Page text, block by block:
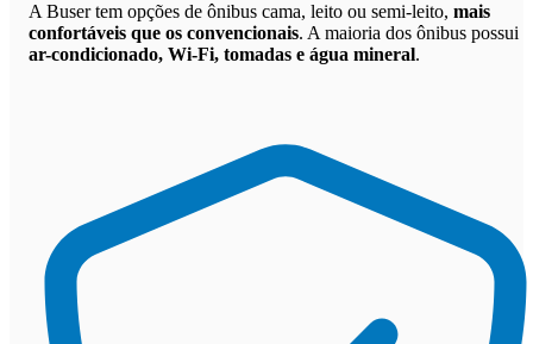
A Buser tem opções de ônibus cama, leito ou semi-leito, mais
confortáveis que os convencionais. A maioria dos ônibus possui
ar-condicionado, Wi-Fi, tomadas e água mineral.